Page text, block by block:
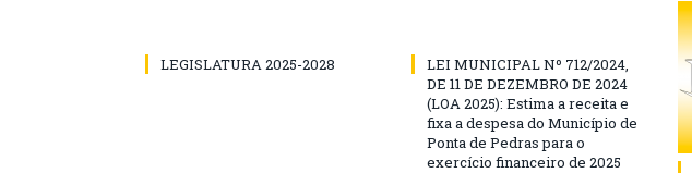
LEGISLATURA 2025-2028
LEI MUNICIPAL Nº 712/2024,
DE 11 DE DEZEMBRO DE 2024
(LOA 2025): Estima a receita e
fixa a despesa do Município de
Ponta de Pedras para o
exercício financeiro de 2025